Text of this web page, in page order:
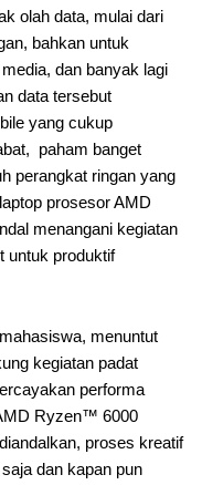
olah data, mulai dari
bahkan untuk
dan banyak lagi
data tersebut
yang cukup
paham banget
perangkat ringan yang
prosesor AMD
menangani kegiatan
untuk produktif
menuntut
kegiatan padat
performa
Ryzen™ 6000
proses kreatif
dan kapan pun